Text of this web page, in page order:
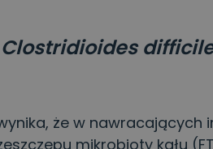
Clostridioides
że w nawracających
mikrobioty kału